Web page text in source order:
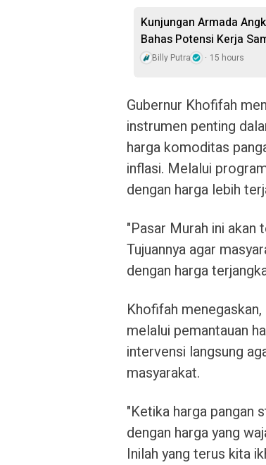
Kunjungan Armada
Bahas Potensi Kerja
Billy Putra 15 hours
Gubernur Khofifah
instrumen penting
harga komoditas
inflasi. Melalui
dengan harga lebih
"Pasar Murah ini akan
Tujuannya agar
dengan harga
Khofifah
melalui pemantauan
intervensi langsung
masyarakat.
"Ketika harga pangan
dengan harga yang
Inilah yang terus kita